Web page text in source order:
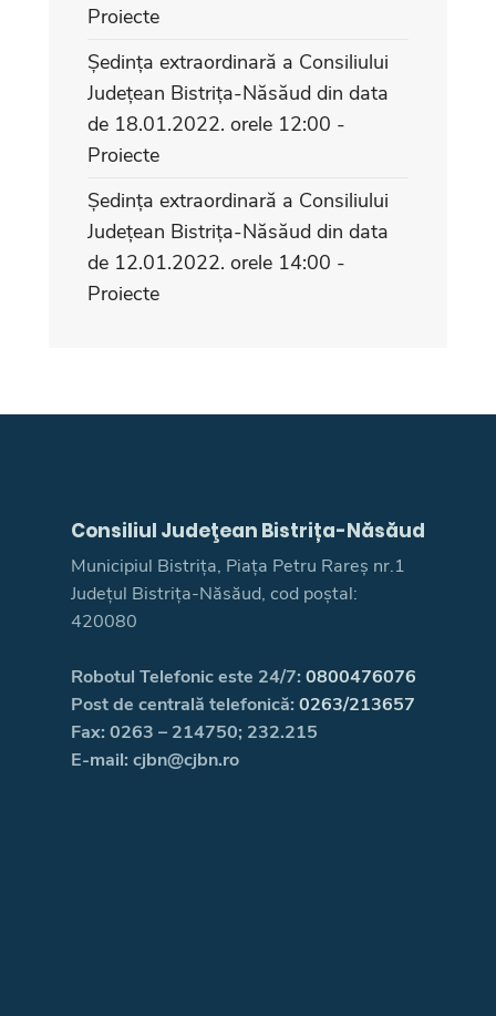
Proiecte
Ședința extraordinară a Consiliului
Județean Bistrița-Năsăud din data
de 18.01.2022. orele 12:00 -
Proiecte
Ședința extraordinară a Consiliului
Județean Bistrița-Năsăud din data
de 12.01.2022. orele 14:00 -
Proiecte
Consiliul Judeţean Bistrița-Năsăud
Municipiul Bistrița, Piața Petru Rareș nr.1
Județul Bistrița-Năsăud, cod poștal:
420080
Robotul Telefonic este 24/7: 0800476076
Post de centrală telefonică: 0263/213657
Fax: 0263 – 214750; 232.215
E-mail: cjbn@cjbn.ro